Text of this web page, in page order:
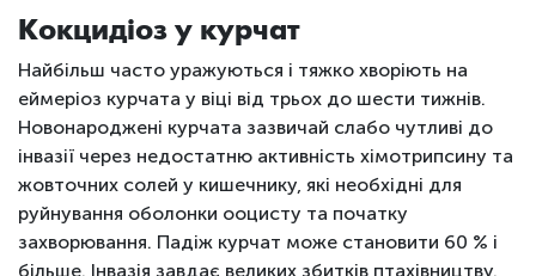
Кокцидіоз у курчат
Найбільш часто уражуються і тяжко хворіють на
еймеріоз курчата у віці від трьох до шести тижнів.
Новонароджені курчата зазвичай слабо чутливі до
інвазії через недостатню активність хімотрипсину та
жовточних солей у кишечнику, які необхідні для
руйнування оболонки ооцисту та початку
захворювання. Падіж курчат може становити 60 % і
більше. Інвазія завдає великих збитків птахівництву.